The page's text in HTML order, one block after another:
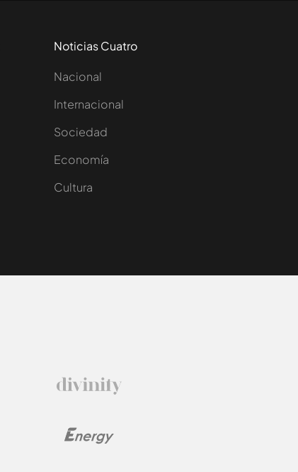
Noticias Cuatro
Nacional
Internacional
Sociedad
Economía
Cultura